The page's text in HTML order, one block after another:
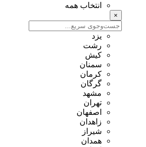
انتخاب همه
×
یزد
رشت
کیش
سمنان
کرمان
گرگان
مشهد
تهران
اصفهان
زاهدان
شیراز
همدان